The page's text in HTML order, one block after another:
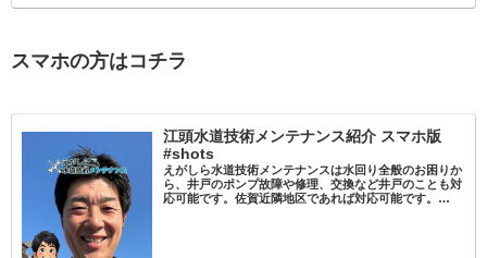
スマホの方はコチラ
江頭水道技術メンテナンス紹介 スマホ版
#shots
えがしら水道技術メンテナンスは水回り全般のお困りか
ら、井戸のポンプ故障や修理、交換など井戸のことも対
応可能です。佐賀近隣地区であれば対応可能です。